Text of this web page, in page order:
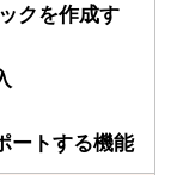
クを作成す
ートする機能